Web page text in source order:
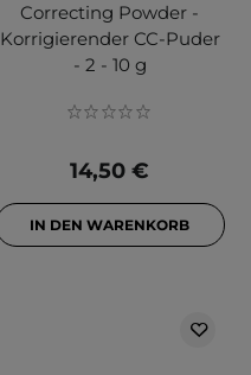
Correcting Powder -
Korrigierender CC-Puder
- 2 - 10 g
14,50 €
IN DEN WARENKORB